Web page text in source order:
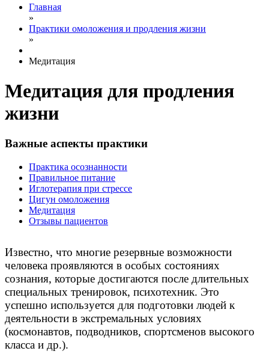
Главная
»
Практики омоложения и продления жизни
»
Медитация
Медитация для продления
жизни
Важные аспекты практики
Практика осознанности
Правильное питание
Иглотерапия при стрессе
Цигун омоложения
Медитация
Отзывы пациентов
Известно, что многие резервные возможности
человека проявляются в особых состояниях
сознания, которые достигаются после длительных
специальных тренировок, психотехник. Это
успешно используется для подготовки людей к
деятельности в экстремальных условиях
(космонавтов, подводников, спортсменов высокого
класса и др.).